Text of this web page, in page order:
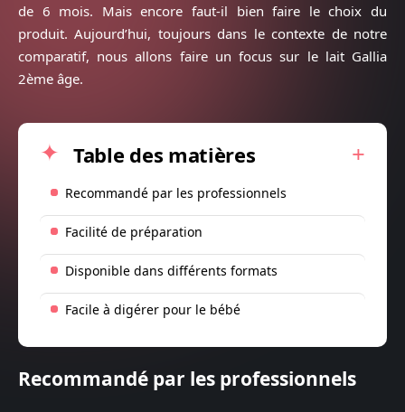
de 6 mois. Mais encore faut-il bien faire le choix du
produit. Aujourd’hui, toujours dans le contexte de notre
comparatif, nous allons faire un focus sur le lait Gallia
2ème âge.
Table des matières
Recommandé par les professionnels
Facilité de préparation
Disponible dans différents formats
Facile à digérer pour le bébé
Recommandé par les professionnels